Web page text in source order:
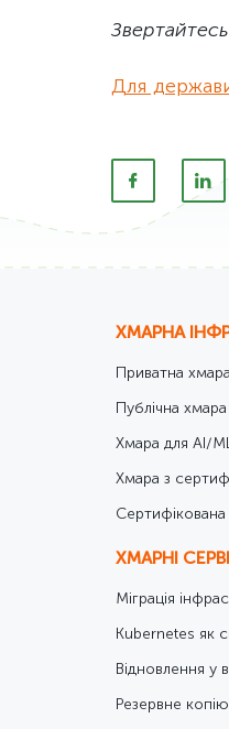
Для
ХМАРНА
Приватна хмара
Публічна хмара
Хмара для AI/
Хмара з
ХМАРНІ
Міграція
Kubernetes як
Відновлення у
Резервне